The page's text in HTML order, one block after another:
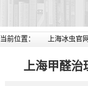
当前位置： 上海冰虫官
上海甲醛治